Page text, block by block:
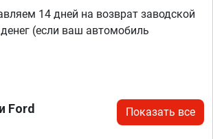
14 дней на возврат заводской
(если ваш автомобиль
Ford Показать все